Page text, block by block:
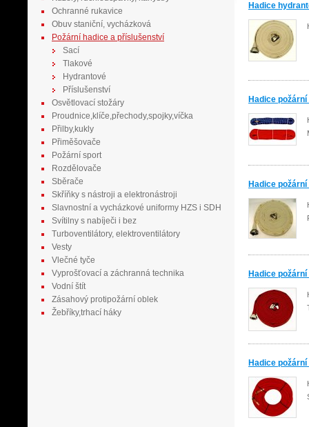
Ochranné rukavice
Obuv staniční, vycházková
Požární hadice a příslušenství
Sací
Tlakové
Hydrantové
Příslušenství
Osvětlovací stožáry
Proudnice,klíče,přechody,spojky,víčka
Přilby,kukly
Přiměšovače
Požární sport
Rozdělovače
Sběrače
Skříňky s nástroji a elektronástroji
Slavnostní a vycházkové uniformy HZS i SDH
Svítilny s nabíječi i bez
Turboventilátory, elektroventilátory
Vesty
Vlečné tyče
Vyprošťovací a záchranná technika
Vodní štít
Zásahový protipožární oblek
Žebříky,trhací háky
Hadice
Hadice
Hadice
Hadice
Hadice